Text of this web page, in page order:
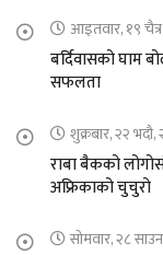
आइतवार, १९
बर्दिवासको घाम
सफलता
शुक्रबार, २२
राबा बैकको
अफ्रिकाको चुचुरो
सोमवार, २८